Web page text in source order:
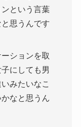
という言葉
思うんです
ションを取
にしても男
みたいなこ
なと思うん